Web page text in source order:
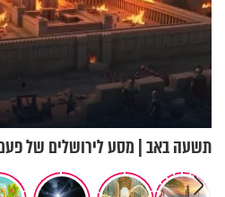
תשעה באב | מסע לירושלים של